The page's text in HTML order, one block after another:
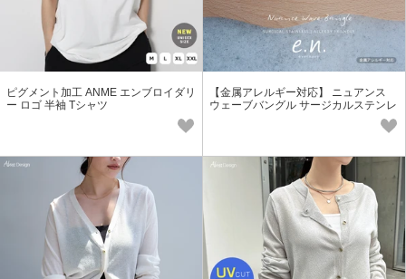
ピグメント加工 ANME エンブロイダリ
ー ロゴ 半袖 Tシャツ
【金属アレルギー対応】 ニュアンス
ウェーブバングル サージカルステンレ